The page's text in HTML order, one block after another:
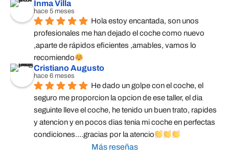
Inma Villa
hace 5 meses
Hola estoy encantada, son unos
profesionales me han dejado el coche como nuevo
,aparte de rápidos eficientes ,amables, vamos lo
recomiendo
Cristiano Augusto
hace 6 meses
He dado un golpe con el coche, el
seguro me proporcion la opcion de ese taller, el dia
seguinte lleve el coche, he tenido un buen trato, rapides
y atencion y en pocos dias tenia mi coche en perfectas
condiciones....gracias por la atencio
Más reseñas